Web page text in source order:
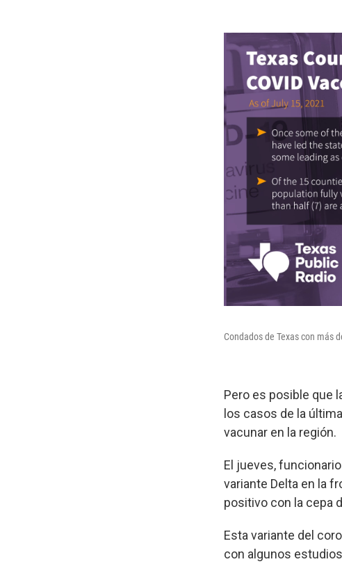
Condados de Texas con más
Pero es posible que
los casos de la
vacunar en la región.
El jueves,
variante Delta en la
positivo con la cepa
Esta variante del
con algunos